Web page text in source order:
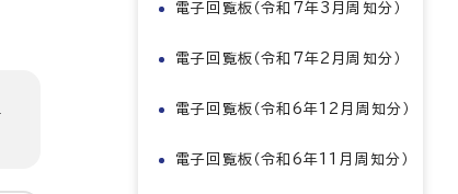
電子回覧板（令和7年3月周知分）
電子回覧板（令和7年2月周知分）
電子回覧板（令和6年12月周知分）
電子回覧板（令和6年11月周知分）